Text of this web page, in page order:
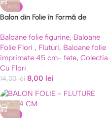
-43%
Balon din Folie în Formă de
Gigant 98×94 cm
Baloane folie figurine, Baloane
Folie Flori , Fluturi, Baloane folie
imprimate 45 cm- fete, Colectia
Cu Flori
14,00lei 8,00 lei
-32%